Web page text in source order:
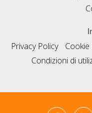
Privacy Policy
Cookie
Condizioni di